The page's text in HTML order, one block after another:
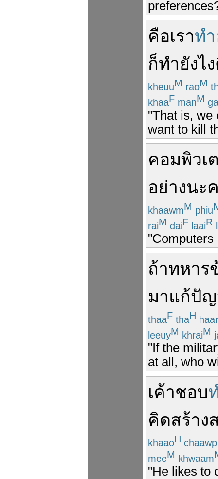
คือเราท
ก็ทำยังไง
kheuuM raoM
khaaF manM
"That is, we
want to kill
คอมพิวเ
อย่างนะ
khaawmM phiu
raiM daiF laaiR
"Computers
ถ้าทหาร
มาแก้ปั
thaaF thaH
leeuyM khraiM
"If the
at all, who
เค้าชอบ
คิดสร้าง
khaaoH chaawp
meeM khwaam
"He likes to